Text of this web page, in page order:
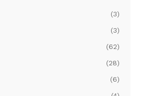
(3)
(3)
(62)
(28)
(6)